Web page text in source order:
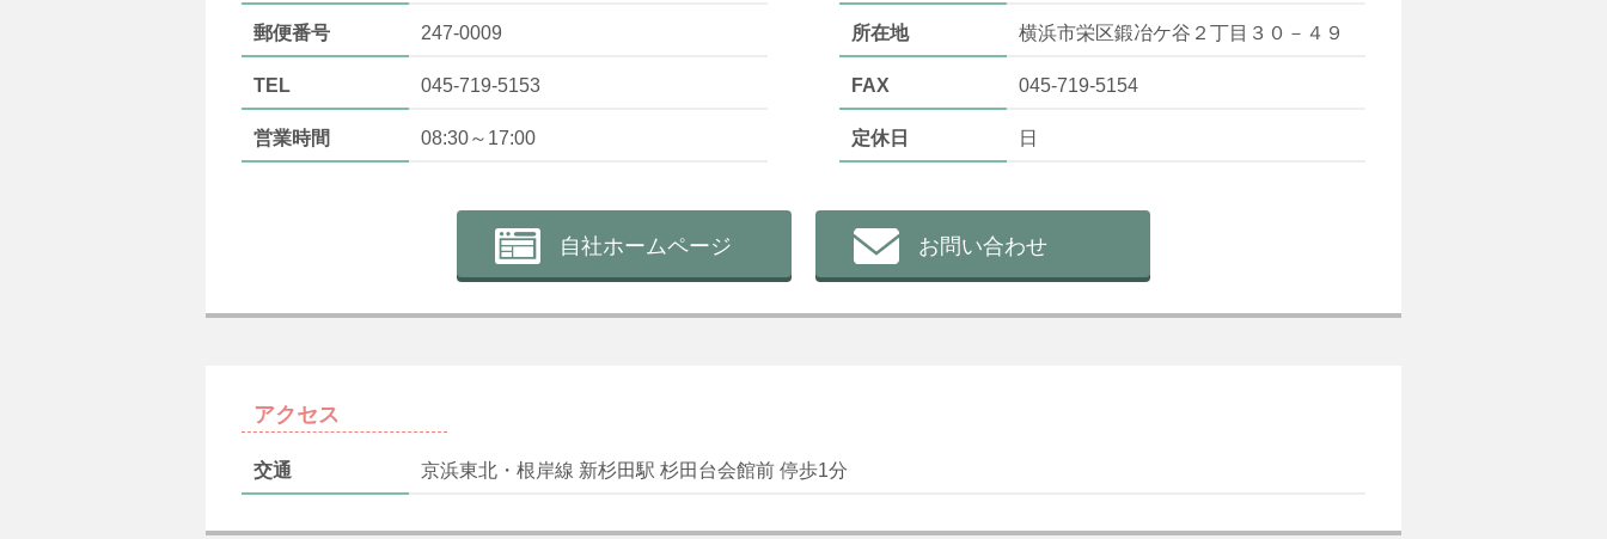
郵便番号 247-0009 所在地 横浜市栄区鍛冶ケ谷２丁目３０－４９
TEL 045-719-5153 FAX 045-719-5154
営業時間 08:30～17:00 定休日 日
自社ホームページ お問い合わせ
アクセス
交通 京浜東北・根岸線 新杉田駅 杉田台会館前 停歩1分